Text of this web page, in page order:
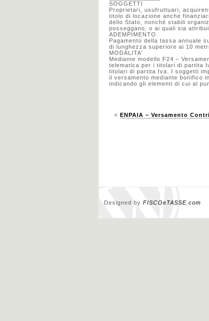
SOGGETTI
Proprietari, usufruttuari,
titolo di locazione anche
dello Stato, nonché stabili
posseggano, o ai quali sia
ADEMPIMENTO
Pagamento della tassa annuale
di lunghezza superiore ai 10
MODALITA’
Mediante modello F24 –
telematica per i titolari di partita
titolari di partita Iva. I soggetti
il versamento mediante bonifico
indicando gli elementi di cui al
« ENPAIA – Versamento
Designed by FISCOeTASSE.com